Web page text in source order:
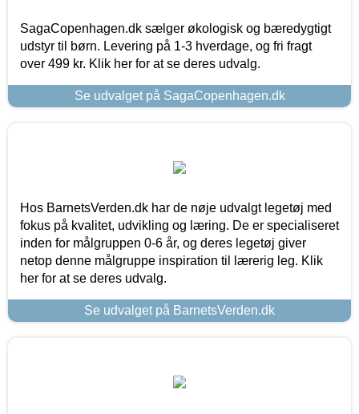
SagaCopenhagen.dk sælger økologisk og bæredygtigt
udstyr til børn. Levering på 1-3 hverdage, og fri fragt
over 499 kr. Klik her for at se deres udvalg.
Se udvalget på SagaCopenhagen.dk
Hos BarnetsVerden.dk har de nøje udvalgt legetøj med
fokus på kvalitet, udvikling og læring. De er specialiseret
inden for målgruppen 0-6 år, og deres legetøj giver
netop denne målgruppe inspiration til lærerig leg. Klik
her for at se deres udvalg.
Se udvalget på BarnetsVerden.dk